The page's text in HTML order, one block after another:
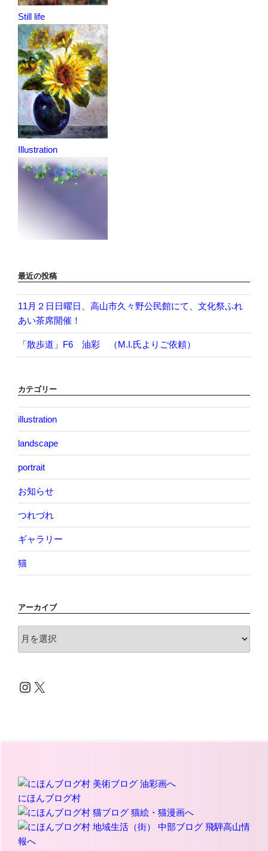
Still life
Illustration
最近の投稿
11月２日日曜日、高山市久々野公民館にて、文化祭ふれ
あい茶席開催！
「散歩道」F6 油彩 （M.I.氏よりご依頼）
カテゴリー
illustration
landscape
portrait
お知らせ
つれづれ
ギャラリー
猫
アーカイブ
ー
ブ
Instagram
X
にほんブログ村